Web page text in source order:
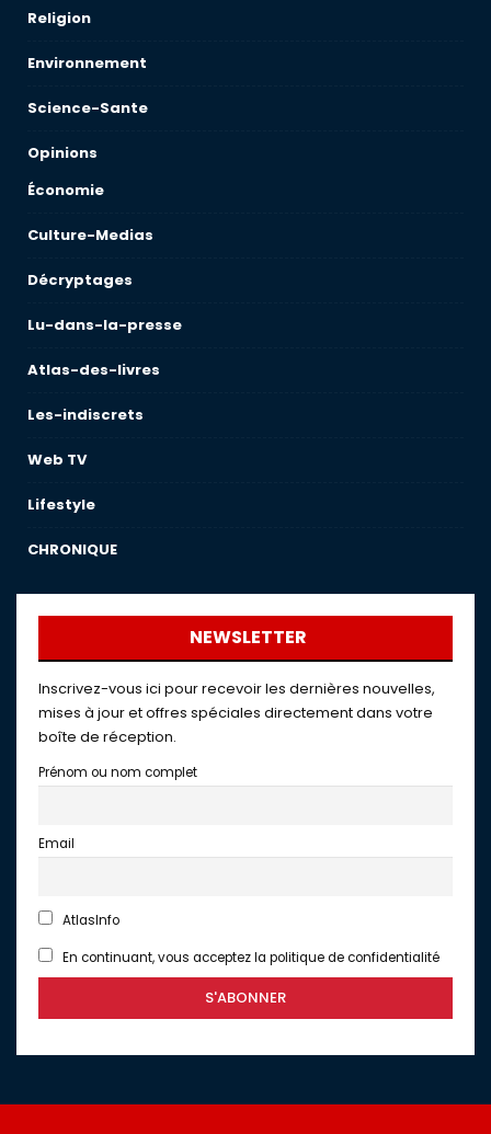
Religion
Environnement
Science-Sante
Opinions
Économie
Culture-Medias
Décryptages
Lu-dans-la-presse
Atlas-des-livres
Les-indiscrets
Web TV
Lifestyle
CHRONIQUE
NEWSLETTER
Inscrivez-vous ici pour recevoir les dernières nouvelles,
mises à jour et offres spéciales directement dans votre
boîte de réception.
Prénom ou nom complet
Email
AtlasInfo
En continuant, vous acceptez la politique de confidentialité